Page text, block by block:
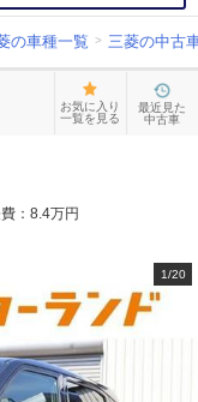
の車種一覧 三菱の中古
お気に入り
一覧を見る
最近見た
中古車
： 8.4万円
1/20